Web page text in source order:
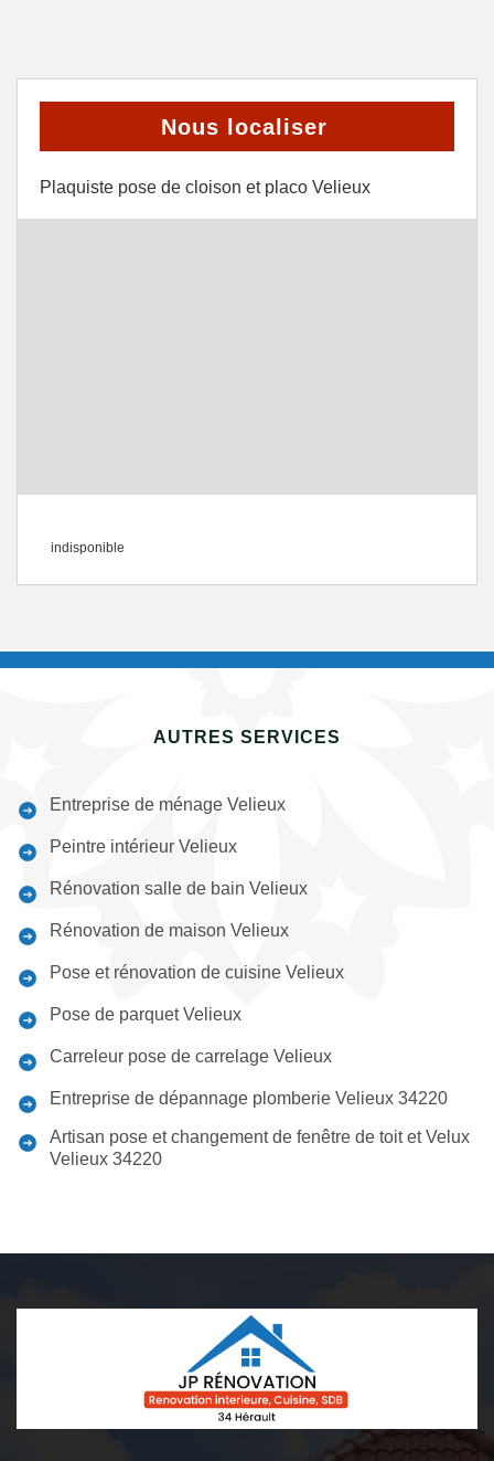
Nous localiser
Plaquiste pose de cloison et placo Velieux
indisponible
AUTRES SERVICES
Entreprise de ménage Velieux
Peintre intérieur Velieux
Rénovation salle de bain Velieux
Rénovation de maison Velieux
Pose et rénovation de cuisine Velieux
Pose de parquet Velieux
Carreleur pose de carrelage Velieux
Entreprise de dépannage plomberie Velieux 34220
Artisan pose et changement de fenêtre de toit et Velux
Velieux 34220